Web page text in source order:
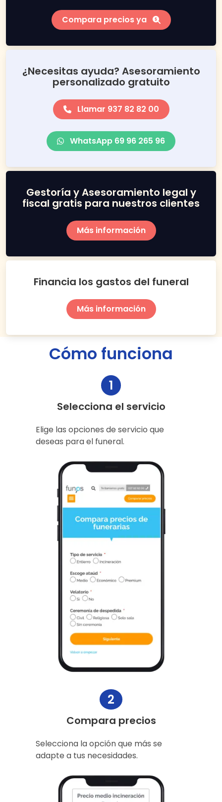
Compara precios ya
¿Necesitas ayuda? Asesoramiento
personalizado gratuito
Llamar 937 82 82 00
WhatsApp 69 96 265 96
Gestoría y Asesoramiento legal y
fiscal gratis para nuestros clientes
Más información
Financia los gastos del funeral
Más información
Cómo funciona
1
Selecciona el servicio
Elige las opciones de servicio que
deseas para el funeral.
2
Compara precios
Selecciona la opción que más se
adapte a tus necesidades.